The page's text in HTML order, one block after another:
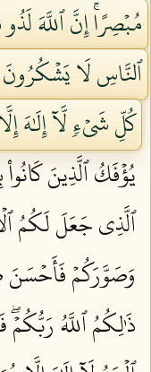
مُبۡصِرًاۚ إِنَّ ٱللَّهَ
ٱلنَّاسِ لَا يَشۡكُرُونَ ٦١
كُلِّ شَيۡءٖ لَّآ إِلَٰهَ
يُؤۡفَكُ ٱلَّذِينَ كَانُواْ
ٱلَّذِي جَعَلَ لَكُمُ
وَصَوَّرَكُمۡ
ذَٰلِكُمُ ٱللَّهُ رَبُّكُمۡۖ